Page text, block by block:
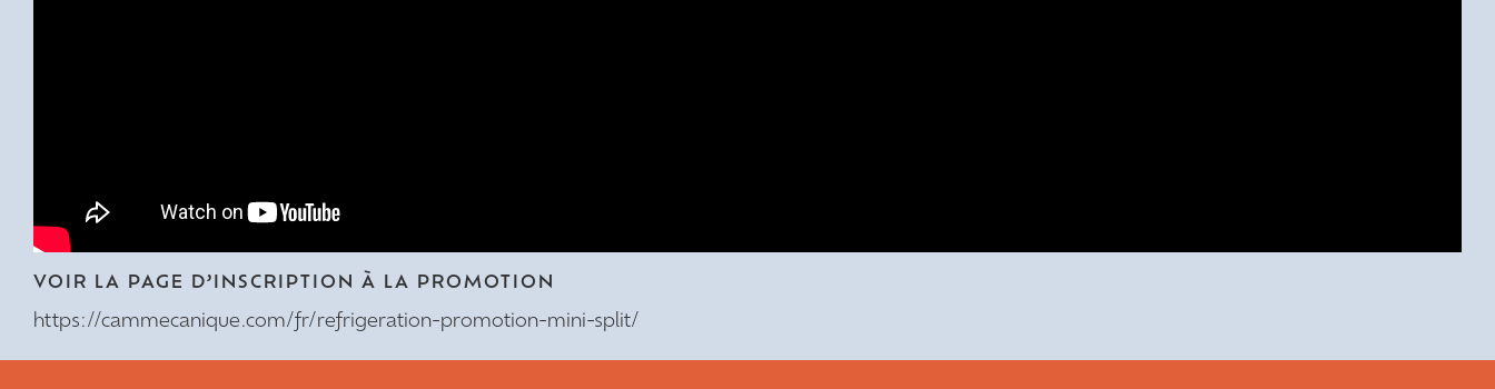
VOIR LA PAGE D’INSCRIPTION À LA PROMOTION
https://cammecanique.com/fr/refrigeration-promotion-mini-split/